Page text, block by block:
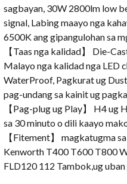
sagbayan, 30W 2800lm low
signal, Labing maayo nga
6500K ang gipangulohan sa
【Taas nga kalidad】 Die-
Malayo nga kalidad nga LED
WaterProof, Pagkurat ug
pag-undang sa kainit ug
【Pag-plug ug Play】 H4 ug
sa 30 minuto o dili kaayo
【Fitement】 magkatugma
Kenworth T400 T600 T800
FLD120 112 Tambok,ug uban